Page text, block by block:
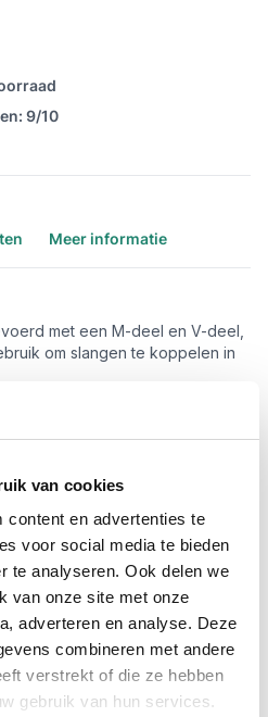
van cookies
content en advertenties te
voor social media te bieden
te analyseren. Ook delen we
van onze site met onze
adverteren en analyse. Deze
combineren met andere
verstrekt of die ze hebben
gebruik van hun services.
9/10
Meer informatie
met een M-deel en V-deel,
om slangen te koppelen in
maatvoering 108mm x 4"